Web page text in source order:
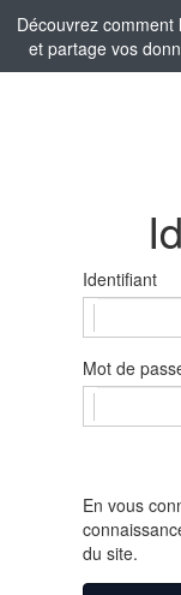
Découvrez
et partage vos
Identifiant
Mot de
En vous
du site.